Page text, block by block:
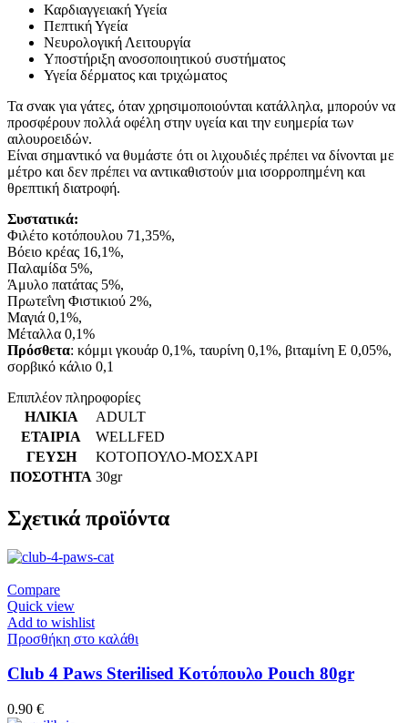
Καρδιαγγειακή Υγεία
Πεπτική Υγεία
Νευρολογική Λειτουργία
Υποστήριξη ανοσοποιητικού συστήματος
Υγεία δέρματος και τριχώματος
Τα σνακ για γάτες, όταν χρησιμοποιούνται κατάλληλα, μπορούν να
προσφέρουν πολλά οφέλη στην υγεία και την ευημερία των
αιλουροειδών.
Είναι σημαντικό να θυμάστε ότι οι λιχουδιές πρέπει να δίνονται με
μέτρο και δεν πρέπει να αντικαθιστούν μια ισορροπημένη και
θρεπτική διατροφή.
Συστατικά:
Φιλέτο κοτόπουλου 71,35%,
Βόειο κρέας 16,1%,
Παλαμίδα 5%,
Άμυλο πατάτας 5%,
Πρωτεΐνη Φιστικιού 2%,
Μαγιά 0,1%,
Μέταλλα 0,1%
Πρόσθετα: κόμμι γκουάρ 0,1%, ταυρίνη 0,1%, βιταμίνη Ε 0,05%,
σορβικό κάλιο 0,1
Επιπλέον πληροφορίες
ΗΛΙΚΙΑ
ADULT
ΕΤΑΙΡΙΑ
WELLFED
ΓΕΥΣΗ
ΚΟΤΟΠΟΥΛΟ-ΜΟΣΧΑΡΙ
ΠΟΣΟΤΗΤΑ 30gr
Σχετικά προϊόντα
Compare
Quick view
Add to wishlist
Προσθήκη στο καλάθι
Club 4 Paws Sterilised Κοτόπουλο Pouch 80gr
0.90 €